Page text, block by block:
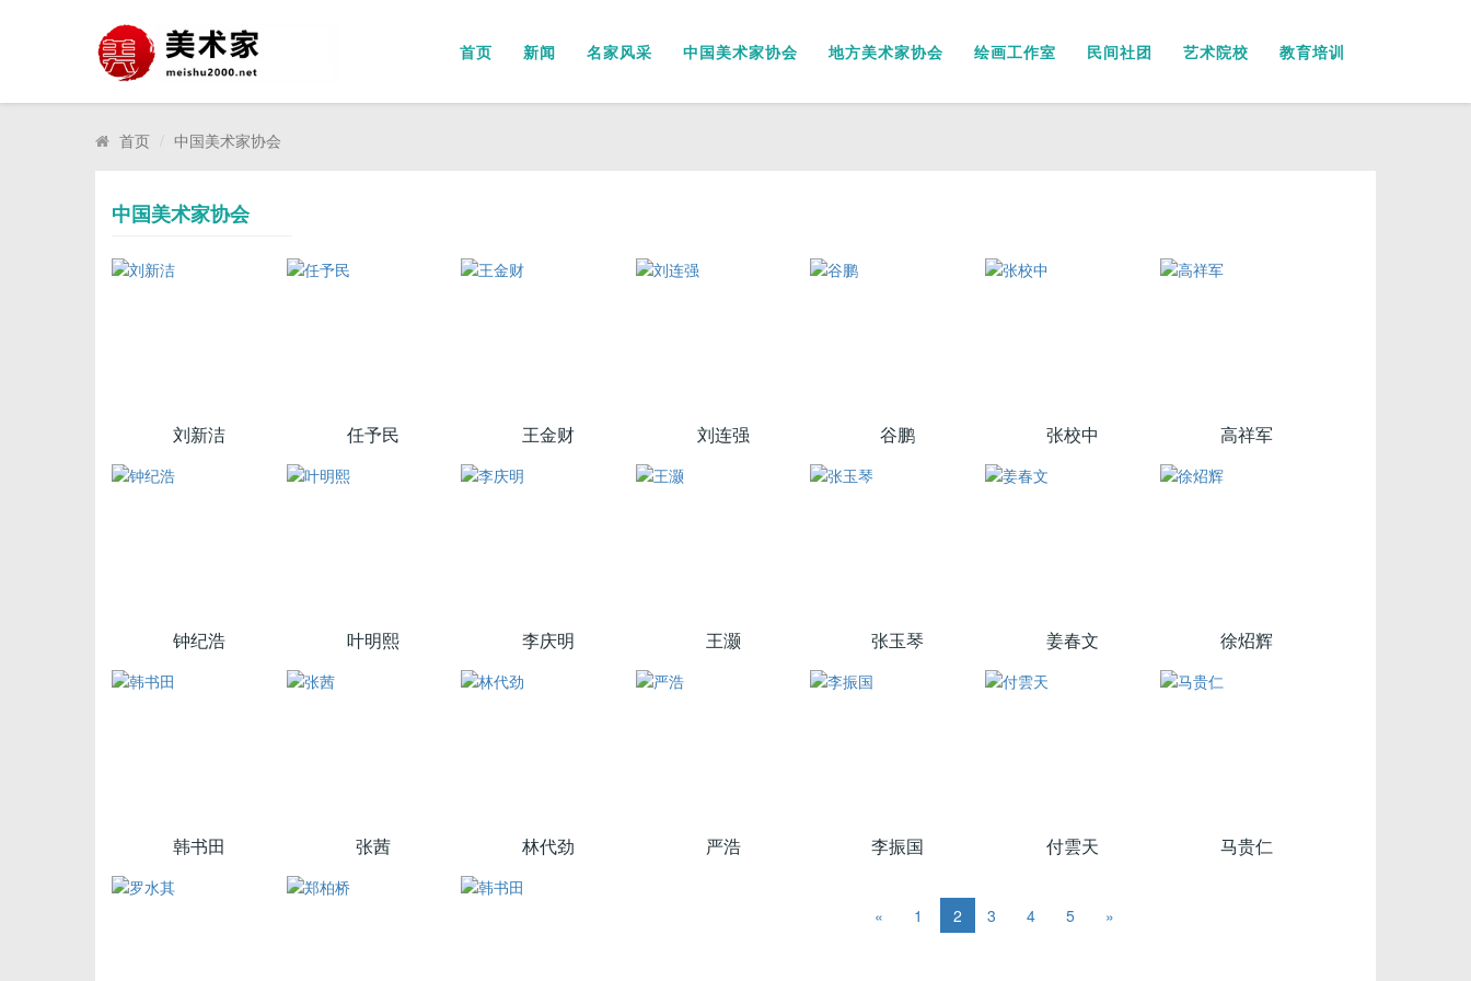
首页 新闻 名家风采 中国美术家协会 地方美术家协会 绘画工作室 民间社团 艺术院校 教育培训
首页 中国美术家协会
中国美术家协会
刘新洁 任予民 王金财 刘连强 谷鹏 张校中 高祥军
钟纪浩 叶明熙 李庆明 王灏 张玉琴 姜春文 徐炤辉
韩书田 张茜 林代劲 严浩 ​李振国 付雲天 马贵仁
« 1 2 3 4 5 »